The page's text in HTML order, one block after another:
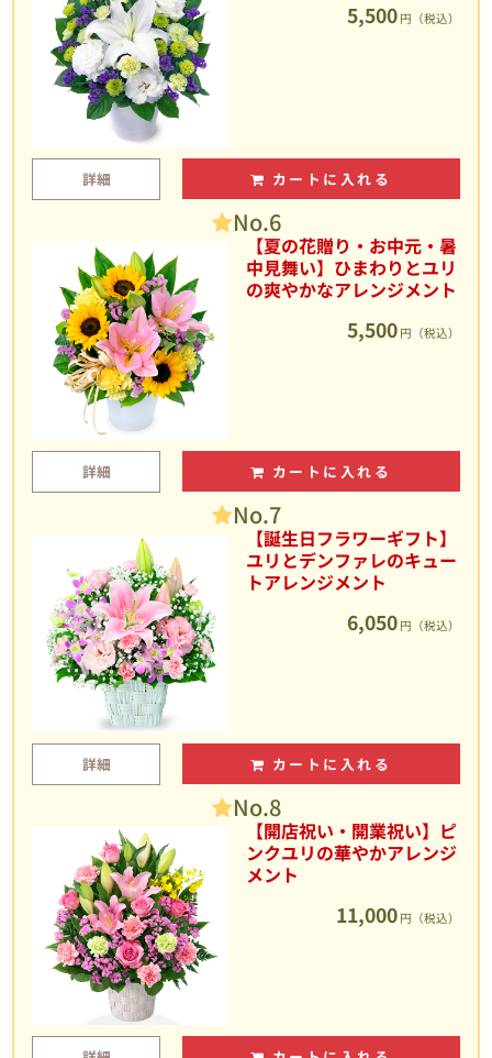
5,500 円（税込）
詳細 カートに入れる
No.6
【夏の花贈り・お中元・暑
中見舞い】ひまわりとユリ
の爽やかなアレンジメント
5,500 円（税込）
詳細 カートに入れる
No.7
【誕生日フラワーギフト】
ユリとデンファレのキュー
トアレンジメント
6,050 円（税込）
詳細 カートに入れる
No.8
【開店祝い・開業祝い】ピ
ンクユリの華やかアレンジ
メント
11,000 円（税込）